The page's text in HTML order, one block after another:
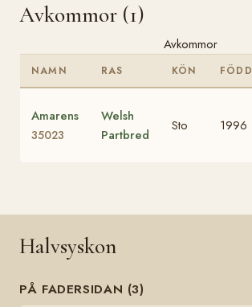
Avkommor (1)
Avkommor
NAMN RAS KÖN FÖDD
Amarens
35023
Welsh
Partbred
Sto 1996
Halvsyskon
PÅ FADERSIDAN (3)